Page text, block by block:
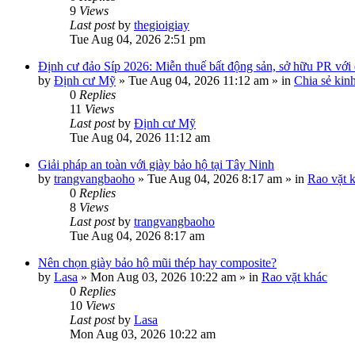
9 Views
Last postby thegioigiay
Tue Aug 04, 2026 2:51 pm
Định cư đảo Síp 2026: Miễn thuế bất động sản, sở hữu PR
by Định cư Mỹ » Tue Aug 04, 2026 11:12 am » in Chia sẻ
0 Replies
11 Views
Last postby Định cư Mỹ
Tue Aug 04, 2026 11:12 am
Giải pháp an toàn với giày bảo hộ tại Tây Ninh
by trangvangbaoho » Tue Aug 04, 2026 8:17 am » in Rao vặt
0 Replies
8 Views
Last postby trangvangbaoho
Tue Aug 04, 2026 8:17 am
Nên chọn giày bảo hộ mũi thép hay composite?
by Lasa » Mon Aug 03, 2026 10:22 am » in Rao vặt khác
0 Replies
10 Views
Last postby Lasa
Mon Aug 03, 2026 10:22 am